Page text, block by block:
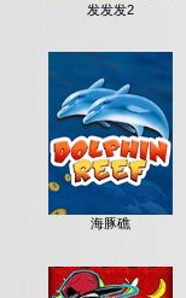
发发发2
海豚礁